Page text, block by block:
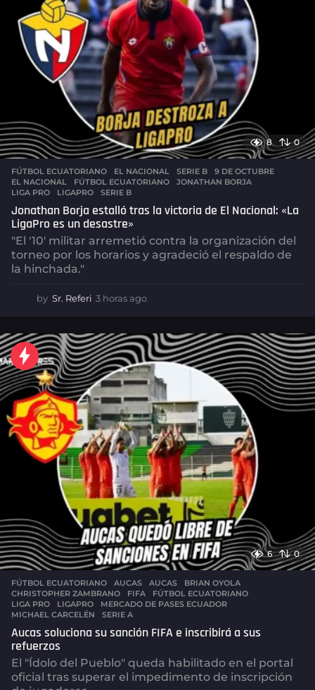
a
g
o
8 0
FÚTBOL ECUATORIANO ,EL NACIONAL ,SERIE B 9 DE OCTUBRE
EL NACIONAL
,FÚTBOL ECUATORIANO ,JONATHAN BORJA
LIGA PRO
,LIGAPRO ,SERIE B
Jonathan Borja estalló tras la victoria de El Nacional: «La
LigaPro es un desastre»
"El '10' militar arremetió contra la organización del
torneo por los horarios y agradeció el respaldo de
la hinchada."
by Sr. Referi 3 horas ago
r
a
s
a
o
6 0
FÚTBOL ECUATORIANO ,AUCAS AUCAS ,BRIAN OYOLA
CHRISTOPHER ZAMBRANO
,FIFA ,FÚTBOL ECUATORIANO
LIGA PRO
,LIGAPRO ,MERCADO DE PASES ECUADOR
MICHAEL CARCELÉN
,SERIE A
Aucas soluciona su sanción FIFA e inscribirá a sus
refuerzos
El "Ídolo del Pueblo" queda habilitado en el portal
oficial tras superar el impedimento de inscripción